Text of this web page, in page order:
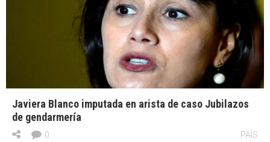
Javiera Blanco imputada en arista de caso Jubilazos
de gendarmería
PAÍS
0